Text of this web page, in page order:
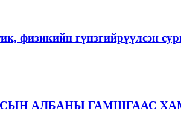
физикийн гүнзгийрүүлсэн
АЛБАНЫ ГАМШГААС